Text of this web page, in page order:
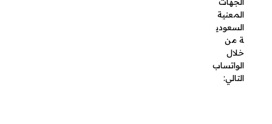
المحتويات
ما هي
شروط
التقاعد
المبكر
للعسكريين؟